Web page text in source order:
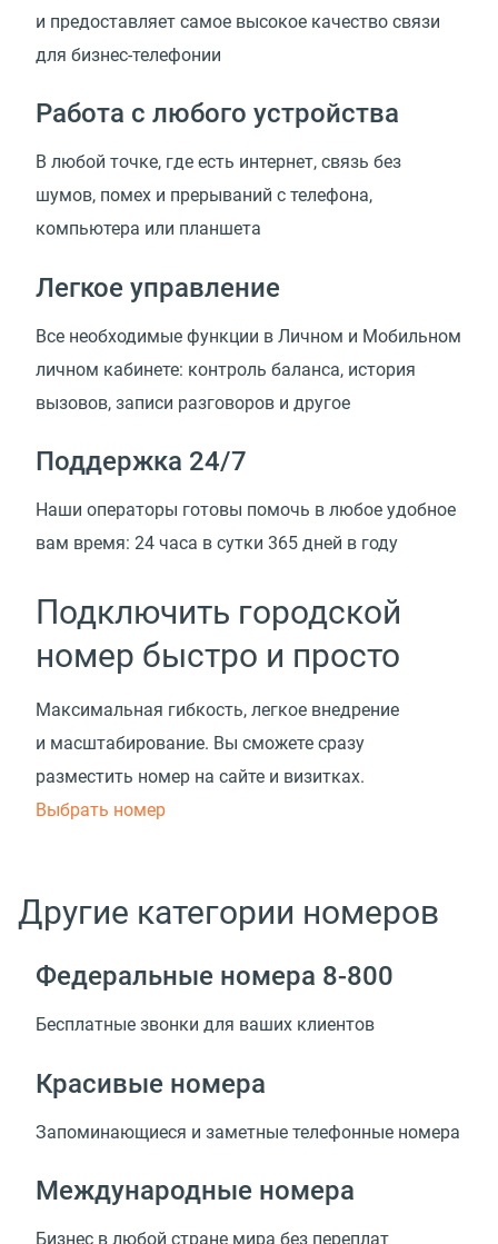
и предоставляет самое высокое качество связи
для бизнес-телефонии
Работа с любого устройства
В любой точке, где есть интернет, связь без
шумов, помех и прерываний с телефона,
компьютера или планшета
Легкое управление
Все необходимые функции в Личном и Мобильном
личном кабинете: контроль баланса, история
вызовов, записи разговоров и другое
Поддержка 24/7
Наши операторы готовы помочь в любое удобное
вам время: 24 часа в сутки 365 дней в году
Подключить городской
номер быстро и просто
Максимальная гибкость, легкое внедрение
и масштабирование. Вы сможете сразу
разместить номер на сайте и визитках.
Выбрать номер
Другие категории номеров
Федеральные номера 8-800
Бесплатные звонки для ваших клиентов
Красивые номера
Запоминающиеся и заметные телефонные номера
Международные номера
Бизнес в любой стране мира без переплат